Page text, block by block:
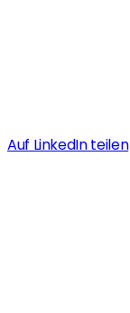
Auf LinkedIn teilen